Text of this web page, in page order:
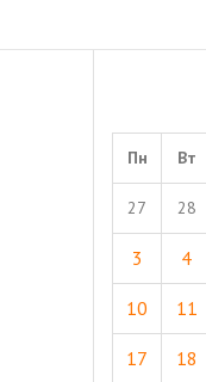
Пн Вт
27 28
3 4
10 11
17 18